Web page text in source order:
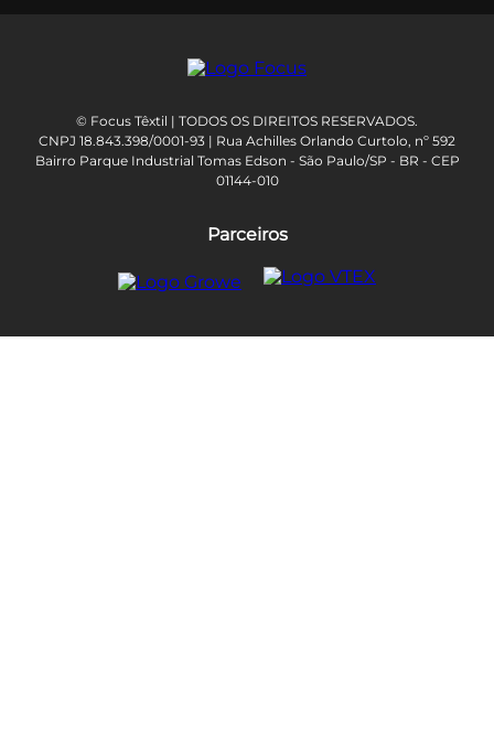
© Focus Têxtil | TODOS OS DIREITOS RESERVADOS.
CNPJ 18.843.398/0001-93 | Rua Achilles Orlando Curtolo, nº 592
Bairro Parque Industrial Tomas Edson - São Paulo/SP - BR - CEP
01144-010
Parceiros